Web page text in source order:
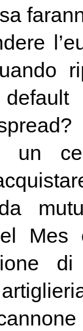
un
Mes
di